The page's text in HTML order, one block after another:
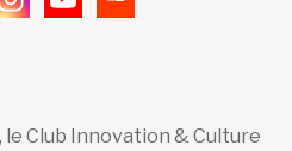
le Club Innovation & Culture